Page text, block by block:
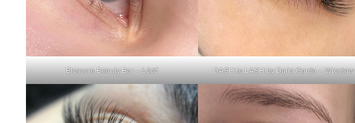
Blossom Beauty Bar – Łódź DASH to LASH by Daria Garda – Wrocław